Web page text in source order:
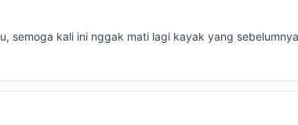
semoga kali ini nggak mati lagi kayak yang